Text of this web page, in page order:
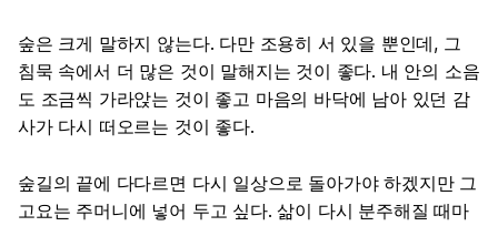
숲은 크게 말하지 않는다. 다만 조용히 서 있을 뿐인데, 그
침묵 속에서 더 많은 것이 말해지는 것이 좋다. 내 안의 소음
도 조금씩 가라앉는 것이 좋고 마음의 바닥에 남아 있던 감
사가 다시 떠오르는 것이 좋다.
숲길의 끝에 다다르면 다시 일상으로 돌아가야 하겠지만 그
고요는 주머니에 넣어 두고 싶다. 삶이 다시 분주해질 때마